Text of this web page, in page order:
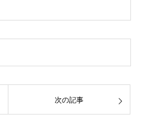
次の記事